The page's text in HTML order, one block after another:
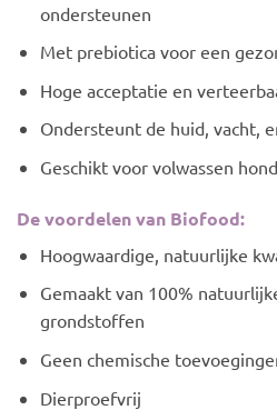
ondersteunen
Met prebiotica voor een
Hoge acceptatie en
Ondersteunt de huid, vacht,
Geschikt voor volwassen
De voordelen van Biofood:
Hoogwaardige, natuurlijke
Gemaakt van 100%
grondstoffen
Geen chemische
Dierproefvrij